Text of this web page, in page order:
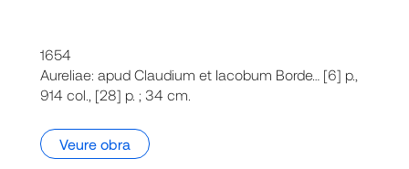
1654
Aureliae: apud Claudium et Iacobum Borde… [6] p.,
914 col., [28] p. ; 34 cm.
Veure obra